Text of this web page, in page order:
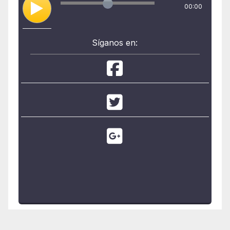
00:00
Síganos en: